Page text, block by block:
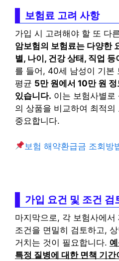
보험료 고려 사항
가입 시 고려해야 할 또 다
암보험의 보험료는 다양한
별, 나이, 건강 상태, 직업
를 들어, 40세 남성이 기본
평균 5만 원에서 10만 원
있습니다. 이는 보험사별로
의 상품을 비교하여 최적의
중요합니다.
보험 해약환급금 조회방
가입 요건 및 조건 검
마지막으로, 각 보험사에
조건을 면밀히 검토하고,
거치는 것이 필요합니다.
특정 질병에 대한 면책 기